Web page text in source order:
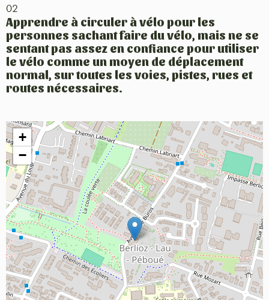
02
Apprendre à circuler à vélo pour les
personnes sachant faire du vélo, mais ne se
sentant pas assez en confiance pour utiliser
le vélo comme un moyen de déplacement
normal, sur toutes les voies, pistes, rues et
routes nécessaires.
+
−